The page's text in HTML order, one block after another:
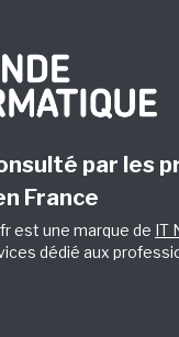
par les
France
est une marque de IT
dédié aux